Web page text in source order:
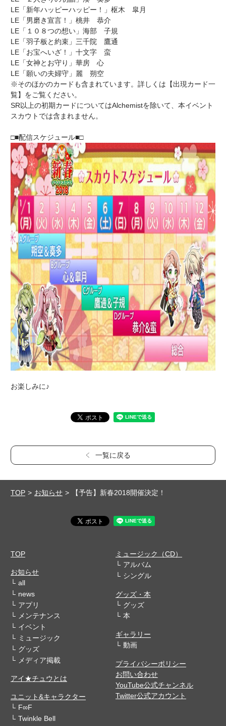
LE「新年ハッピーハッピー！」枢木 皐月
LE「男磨き宣言！」桃井 恭介
LE「１０８つの想い」海部 子規
LE「羽子板と約束」三千院 鷹通
LE「お宝へいざ！」十文字 蛮
LE「女神とお守り」華房 心
LE「願いの夫婦守」麗 朔空
※そのほかのカードも含まれています。詳しくは【出現カード一
覧】をご覧ください。
SR以上の初期カードについてはAlchemistを除いて、本イベント
スカウトでは含まれません。
□■配信スケジュール■□
お楽しみに♪
一覧に戻る
TOP お知らせ 【予告】新春2018開催決定！
TOP
お知らせ
all
news
アプリ
メンテナンス
イベント
ミュージック
グッズ
メディア掲載
アイ★チュウとは
ユニット&キャラクター
F∞F
Twinkle Bell
ミュージック（CD）
アルバム
シングル
グッズ・本
グッズ
本
ギャラリー
動画
プライバシーポリシー
お問い合わせ
YouTube公式チャンネル
Twitter公式アカウント